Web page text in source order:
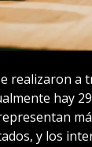
realizaron a
hay
y los